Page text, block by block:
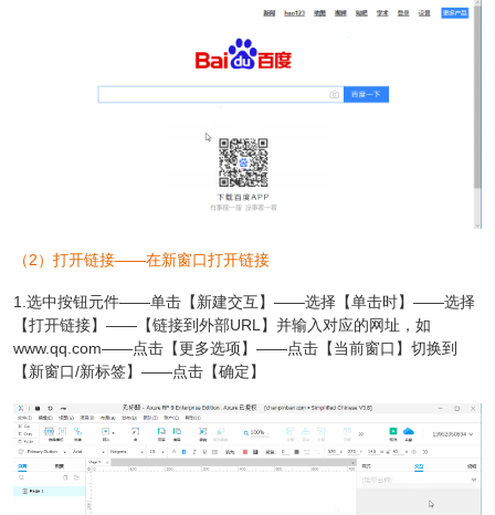
（2）打开链接——在新窗口打开链接
1.选中按钮元件——单击【新建交互】——选择【单击时】——选择
【打开链接】——【链接到外部URL】并输入对应的网址，如
www.qq.com——点击【更多选项】——点击【当前窗口】切换到
【新窗口/新标签】——点击【确定】